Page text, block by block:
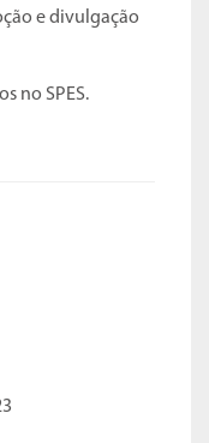
e divulgação
no SPES.